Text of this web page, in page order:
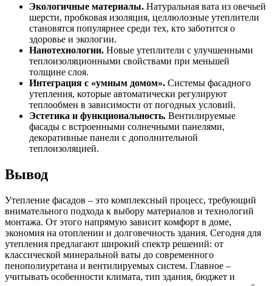
Экологичные материалы. Натуральная вата из овечьей
шерсти, пробковая изоляция, целлюлозные утеплители
становятся популярнее среди тех, кто заботится о
здоровье и экологии.
Нанотехнологии. Новые утеплители с улучшенными
теплоизоляционными свойствами при меньшей
толщине слоя.
Интеграция с «умным домом». Системы фасадного
утепления, которые автоматически регулируют
теплообмен в зависимости от погодных условий.
Эстетика и функциональность. Вентилируемые
фасады с встроенными солнечными панелями,
декоративные панели с дополнительной
теплоизоляцией.
Вывод
Утепление фасадов – это комплексный процесс, требующий
внимательного подхода к выбору материалов и технологий
монтажа. От этого напрямую зависит комфорт в доме,
экономия на отоплении и долговечность здания. Сегодня для
утепления предлагают широкий спектр решений: от
классической минеральной ваты до современного
пенополиуретана и вентилируемых систем. Главное –
учитывать особенности климата, тип здания, бюджет и